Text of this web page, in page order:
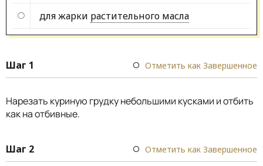
для жарки растительного масла
Шаг 1 Отметить как Завершенное
Нарезать куриную грудку небольшими кусками и отбить
как на отбивные.
Шаг 2 Отметить как Завершенное